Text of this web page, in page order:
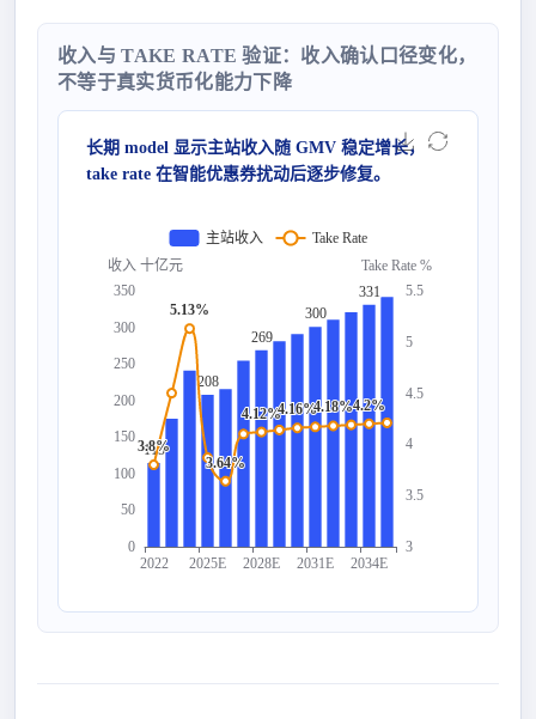
收入与 TAKE RATE 验证：收入确认口径变化，
不等于真实货币化能力下降
收入 十亿元 Take Rate %
0
50
100
150
200
250
300
350
3
3.5
4
4.5
5
5.5
2022 2025E 2028E 2031E 2034E
115
208
269
300
331
3.8%
5.13%
3.64%
4.12%4.16%4.18%4.2%
主站收入 Take Rate
长期 model 显示主站收入随 GMV 稳定增长，
take rate 在智能优惠券扰动后逐步修复。